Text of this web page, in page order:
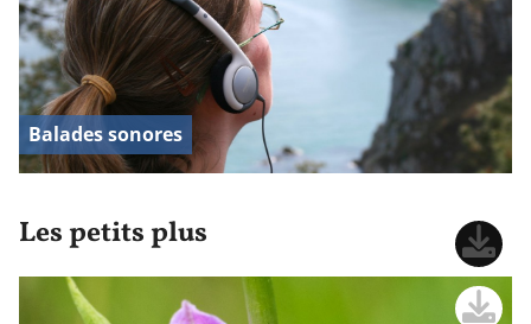
Balades sonores
Les petits plus